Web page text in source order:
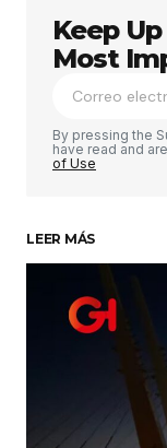
Tu
publicada.
marcados
Comentario *
Su nombre*
Tu correo
Guardar
web en
haga un
Keep
Most
By pressing the
have read and
of Use
LEER MÁS